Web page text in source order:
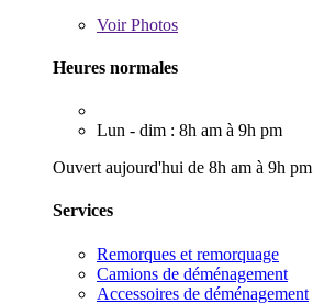
VoirPhotos
Heures normales
Lun - dim : 8h am à 9h pm
Ouvert aujourd'hui de 8h am à 9h pm
Services
Remorques et remorquage
Camions de déménagement
Accessoires de déménagement